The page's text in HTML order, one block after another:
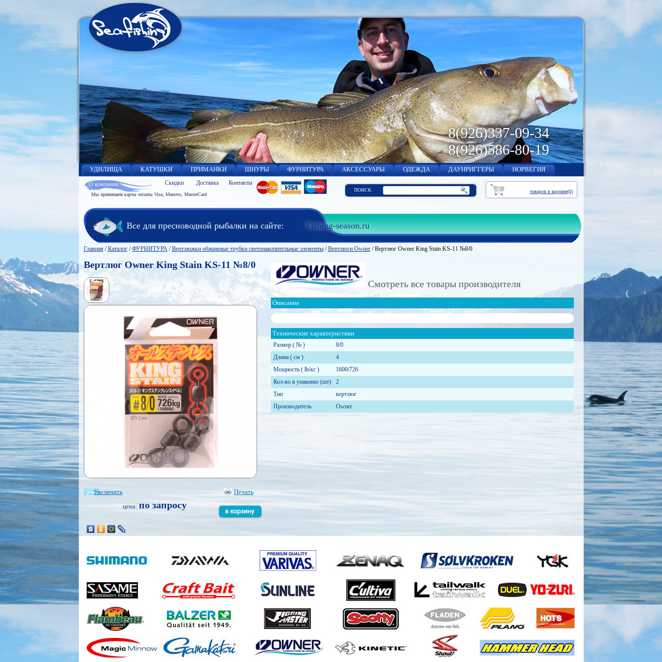
8(926)337-09-34
8(926)586-80-19
УДИЛИЩА КАТУШКИ ПРИМАНКИ ШНУРЫ ФУРНИТУРА АКСЕССУАРЫ ОДЕЖДА ДАУНРИГГЕРЫ НОРВЕГИЯ
О компании Скидки Доставка Контакты
товаров в корзине(0)
ПОИСК
Мы принимаем карты оплаты Visa, Maestro, MasterCard
Все для пресноводной рыбалки на сайте: Fishing-season.ru
Главная/Каталог/ФУРНИТУРА/Вертлюжки обжимные трубки светонакопительные элементы/Вертлюги Owner/Вертлюг Owner King Stain KS-11 №8/0
Вертлюг Owner King Stain KS-11 №8/0
Печать
Увеличить
цена: по запросу
Смотреть все товары производителя
Описание
Технические характериcтики
Размер ( № )
8/0
Длина ( см )
4
Мощность ( lb/кг )
1600/726
Кол-во в упаковке (шт)
2
Тип
вертлюг
Производитель
Owner